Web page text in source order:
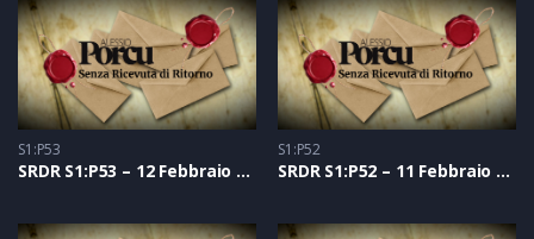
S1:P53
SRDR S1:P53 – 12 Febbraio 2021
S1:P52
SRDR S1:P52 – 11 Febbraio 2021